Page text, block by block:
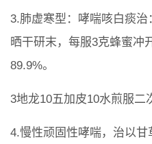
3.肺虚寒型：哮喘咳白痰治
晒干研末，每服3克蜂蜜冲
89.9%。
3地龙10五加皮10水煎服二
4.慢性顽固性哮喘，治以